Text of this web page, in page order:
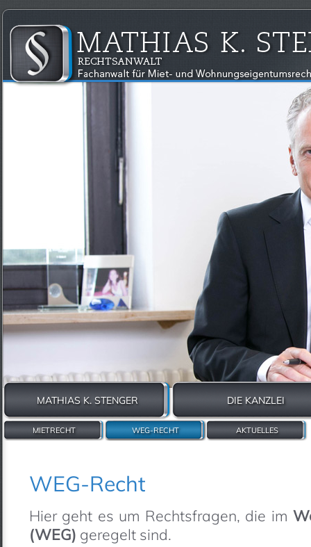
MATHIAS K. STENGER DIE KANZLEI
MIETRECHT WEG-RECHT AKTUELLES
WEG-Recht
Hier geht es um Rechtsfragen, die im
(WEG) geregelt sind.